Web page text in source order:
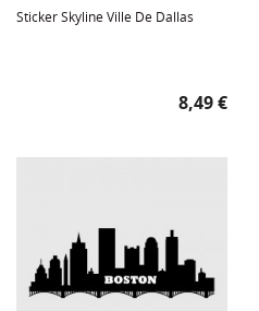
Sticker Skyline Ville De Dallas
Prix
8,49 €